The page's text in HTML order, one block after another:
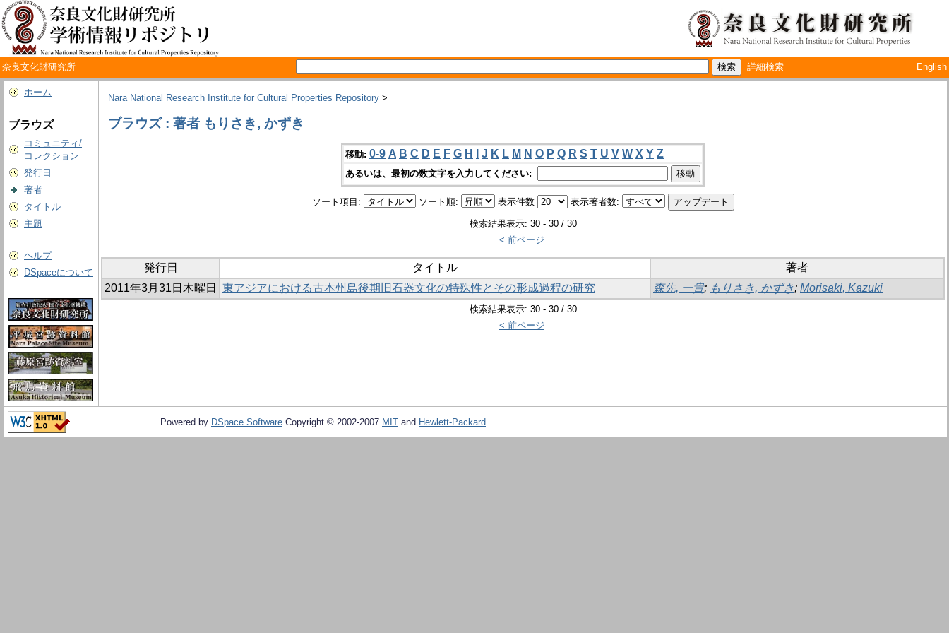
奈良文化財研究所 詳細検索 English
ホーム
ブラウズ
コミュニティ/
コレクション
発行日
著者
タイトル
主題
ヘルプ
DSpaceについて
Nara National Research Institute for Cultural Properties Repository >
ブラウズ : 著者 もりさき, かずき
移動: 0-9 A B C D E F G H J K L M N O P Q R S T U V W X Y Z
あるいは、最初の数文字を入力してください:
ソート項目: ソート順: 表示件数 表示著者数:
検索結果表示: 30 - 30 / 30
< 前ページ
発行日 タイトル
著者
2011年3月31日木曜日
東アジアにおける古本州島後期旧石器文化の特殊性とその形成過程の研究 森先, 一貴; もりさき, かずき; Morisaki, Kazuki
検索結果表示: 30 - 30 / 30
< 前ページ
Powered by DSpace Software Copyright © 2002-2007 MIT and Hewlett-Packard